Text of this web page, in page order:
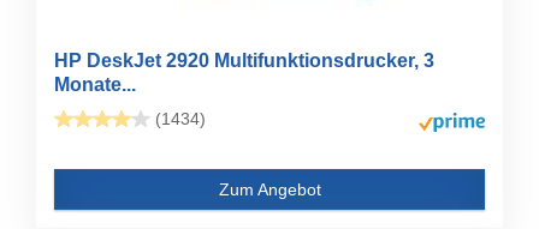
HP DeskJet 2920 Multifunktionsdrucker, 3
Monate...
(1434)
Zum Angebot